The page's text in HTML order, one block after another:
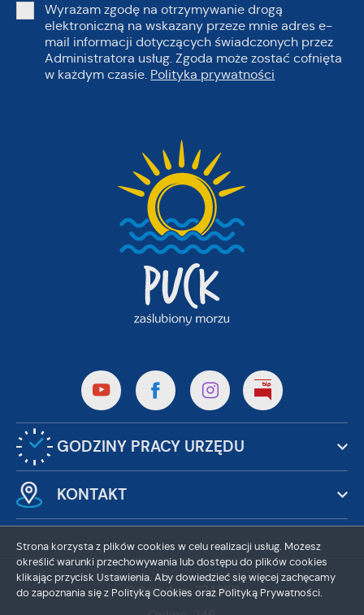
Wyrażam zgodę na otrzymywanie drogą
elektroniczną na wskazany przeze mnie adres e-
mail informacji dotyczących świadczonych przez
Administratora usług. Zgoda może zostać cofnięta
w każdym czasie. Polityka prywatności
GODZINY PRACY URZĘDU
KONTAKT
Odwiedzin: 3743611
Strona korzysta z plików cookies w celu realizacji usług. Możesz
określić warunki przechowywania lub dostępu do plików cookies
klikając przycisk Ustawienia. Aby dowiedzieć się więcej zachęcamy
do zapoznania się z Polityką Cookies oraz Polityką Prywatności.